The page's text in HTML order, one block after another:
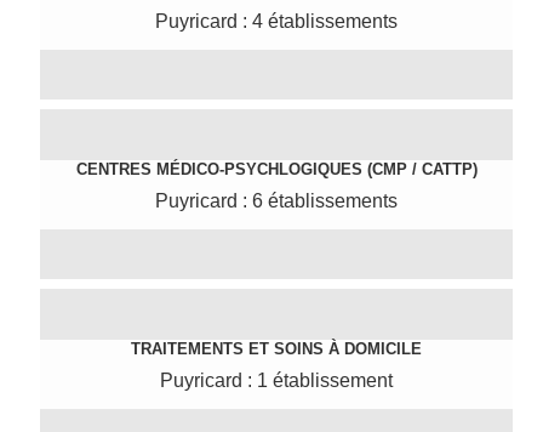
Puyricard : 4 établissements
CENTRES MÉDICO-PSYCHLOGIQUES (CMP / CATTP)
Puyricard : 6 établissements
TRAITEMENTS ET SOINS À DOMICILE
Puyricard : 1 établissement